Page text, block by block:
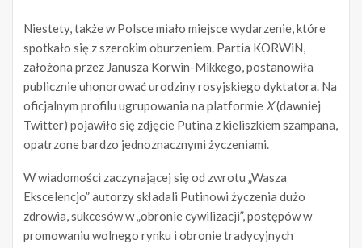
Niestety, także w Polsce miało miejsce wydarzenie, które
spotkało się z szerokim oburzeniem. Partia KORWiN,
założona przez Janusza Korwin-Mikkego, postanowiła
publicznie uhonorować urodziny rosyjskiego dyktatora. Na
oficjalnym profilu ugrupowania na platformie X(dawniej
Twitter) pojawiło się zdjęcie Putina z kieliszkiem szampana,
opatrzone bardzo jednoznacznymi życzeniami.
W wiadomości zaczynającej się od zwrotu „Wasza
Ekscelencjo” autorzy składali Putinowi życzenia dużo
zdrowia, sukcesów w „obronie cywilizacji”, postępów w
promowaniu wolnego rynku i obronie tradycyjnych